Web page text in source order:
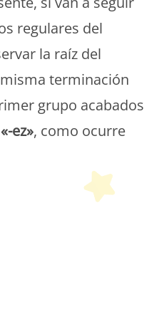
regulares del
la raíz del
terminación
grupo acabados
«-ez», como ocurre